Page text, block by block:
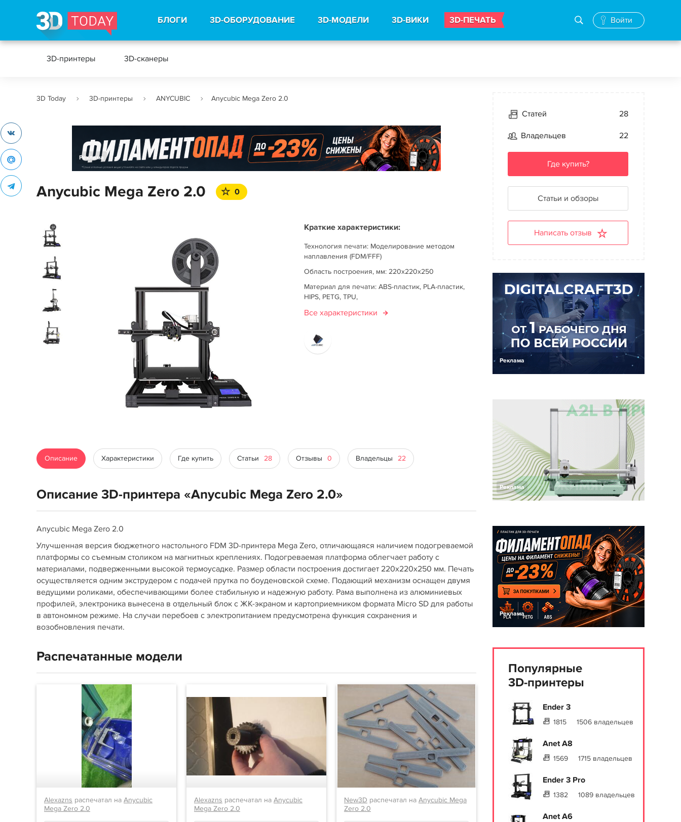
БЛОГИ 3D-ОБОРУДОВАНИЕ 3D-МОДЕЛИ 3D-ВИКИ 3D-ПЕЧАТЬ Войти
3D-принтеры 3D-сканеры
3D Today 3D-принтеры ANYCUBIC Anycubic Mega Zero 2.0
Реклама
Anycubic Mega Zero 2.0 0
Краткие характеристики:
Технология печати: Моделирование методом
наплавления (FDM/FFF)
Область построения, мм: 220х220х250
Материал для печати: ABS-пластик, PLA-пластик,
HIPS, PETG, TPU,
Все характеристики
Описание Характеристики Где купить Статьи 28 Отзывы 0 Владельцы 22
Описание 3D-принтера «Anycubic Mega Zero 2.0»
Anycubic Mega Zero 2.0
Улучшенная версия бюджетного настольного FDM 3D-принтера Mega Zero, отличающаяся наличием подогреваемой
платформы со съемным столиком на магнитных креплениях. Подогреваемая платформа облегчает работу с
материалами, подверженными высокой термоусадке. Размер области построения достигает 220х220х250 мм. Печать
осуществляется одним экструдером с подачей прутка по боуденовской схеме. Подающий механизм оснащен двумя
ведущими роликами, обеспечивающими более стабильную и надежную работу. Рама выполнена из алюминиевых
профилей, электроника вынесена в отдельный блок с ЖК-экраном и картоприемником формата Micro SD для работы
в автономном режиме. На случаи перебоев с электропитанием предусмотрена функция сохранения и
возобновления печати.
Распечатанные модели
Alexazns распечатал на Anycubic
Mega Zero 2.0
Alexazns распечатал на Anycubic
Mega Zero 2.0
New3D распечатал на Anycubic Mega
Zero 2.0
Статей 28
Владельцев 22
Где купить?
Статьи и обзоры
Написать отзыв
Реклама
Реклама
Реклама
Популярные
3D-принтеры
Ender 3
1815 1506 владельцев
Anet A8
1569 1715 владельцев
Ender 3 Pro
1382 1089 владельцев
Anet A6